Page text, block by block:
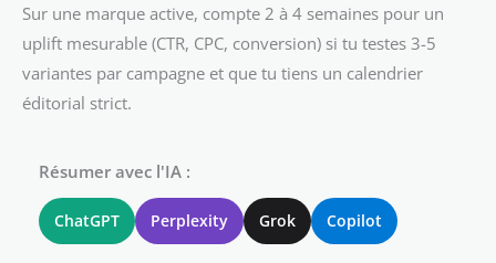
Sur une marque active, compte 2 à 4 semaines pour un
uplift mesurable (CTR, CPC, conversion) si tu testes 3-5
variantes par campagne et que tu tiens un calendrier
éditorial strict.
Résumer avec l'IA :
ChatGPT Perplexity Grok Copilot